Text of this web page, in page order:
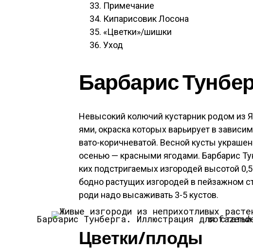
При­меча­ние
Ки­пари­совик Ло­сона
«Цвет­ки»/шиш­ки
Уход
Бар­ба­рис
Не­высо­кий ко­лючий кус­тарник ро­дом из
ями, ок­раска ко­торых варь­иру­ет в
вато-ко­рич­не­ватой. Вес­ной кус­ты
осенью — крас­ны­ми яго­дами. Бар­ба­рис
ких подс­три­га­емых из­го­родей вы­сотой
бод­но рас­ту­щих из­го­родей в пей­заж­ном
роди на­до вы­сажи­вать 3-5 кус­тов.
Бар­ба­рис Тун­берга. Иллюстрация для статьи используется по
Цвет­ки/пло­ды